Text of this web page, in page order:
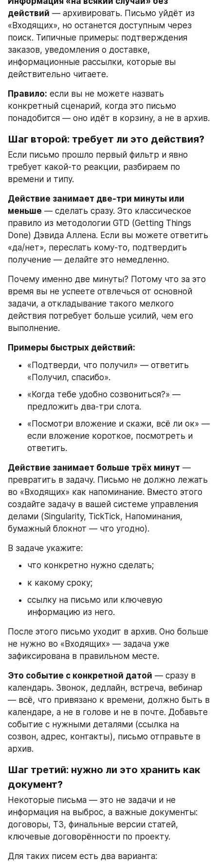
действий — архивировать. Письмо уйдёт из
«Входящих», но останется доступным через
поиск. Типичные примеры: подтверждения
заказов, уведомления о доставке,
информационные рассылки, которые вы
действительно читаете.
Правило: если вы не можете назвать
конкретный сценарий, когда это письмо
понадобится — оно идёт в корзину, а не в архив.
Шаг второй: требует ли это действия?
Если письмо прошло первый фильтр и явно
требует какой-то реакции, разбираем по
времени и типу.
Действие занимает две-три минуты или
меньше — сделать сразу. Это классическое
правило из методологии GTD (Getting Things
Done) Дэвида Аллена. Если вы можете ответить
«да/нет», переслать кому-то, подтвердить
получение — делайте это немедленно.
Почему именно две минуты? Потому что за это
время вы не успеете отвлечься от основной
задачи, а откладывание такого мелкого
действия потребует больше усилий, чем его
выполнение.
Примеры быстрых действий:
«Подтверди, что получил» — ответить
«Получил, спасибо».
«Когда тебе удобно созвониться?» —
предложить два-три слота.
«Посмотри вложение и скажи, всё ли ок» —
если вложение короткое, посмотреть и
ответить.
Действие занимает больше трёх минут —
превратить в задачу. Письмо не должно лежать
во «Входящих» как напоминание. Вместо этого
создайте задачу в вашей системе управления
делами (Singularity, TickTick, Напоминания,
бумажный блокнот — что угодно).
В задаче укажите:
что конкретно нужно сделать;
к какому сроку;
ссылку на письмо или ключевую
информацию из него.
После этого письмо уходит в архив. Оно больше
не нужно во «Входящих» — задача уже
зафиксирована в правильном месте.
Это событие с конкретной датой — сразу в
календарь. Звонок, дедлайн, встреча, вебинар
— всё, что привязано к времени, должно быть в
календаре, а не в голове и не в почте. Добавьте
событие с нужными деталями (ссылка на
созвон, адрес, контакты), письмо отправьте в
архив.
Шаг третий: нужно ли это хранить как
документ?
Некоторые письма — это не задачи и не
информация на выброс, а важные документы:
договоры, ТЗ, финальные версии статей,
ключевые договорённости по проекту.
Для таких писем есть два варианта: